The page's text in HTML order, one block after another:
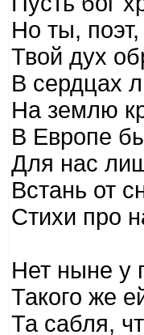
Но ты,
Твой дух
В сердцах
На землю
В Европе
Для нас
Встань от
Стихи про
Нет ныне у
Такого же
Та сабля,